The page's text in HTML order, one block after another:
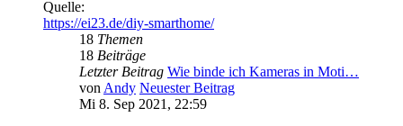
Quelle:
https://ei23.de/diy-smarthome/
18 Themen
18 Beiträge
Letzter Beitrag Wie binde ich Kameras in Moti…
vonAndy Neuester Beitrag
Mi 8. Sep 2021, 22:59